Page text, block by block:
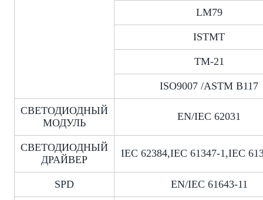
LM79
ISTMT
TM-21
ISO9007 /ASTM B117
СВЕТОДИОДНЫЙ
МОДУЛЬ
EN/IEC 62031
СВЕТОДИОДНЫЙ
ДРАЙВЕР
IEC 62384,IEC 61347-1,IEC
SPD EN/IEC 61643-11